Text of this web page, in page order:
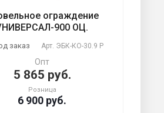
ограждение
900 ОЦ.
заказ Арт. ЭБК-КО-30.9 Р
Опт
5 865 руб.
Розница
6 900 руб.